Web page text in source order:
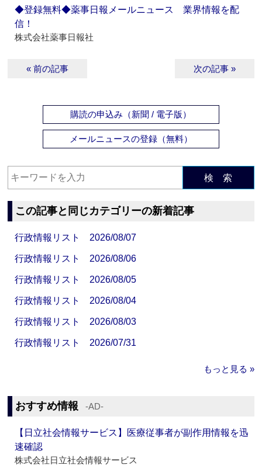
◆登録無料◆薬事日報メールニュース 業界情報を配
信！
株式会社薬事日報社
« 前の記事 次の記事 »
購読の申込み（新聞 / 電子版）
メールニュースの登録（無料）
検 索
この記事と同じカテゴリーの新着記事
行政情報リスト 2026/08/07
行政情報リスト 2026/08/06
行政情報リスト 2026/08/05
行政情報リスト 2026/08/04
行政情報リスト 2026/08/03
行政情報リスト 2026/07/31
もっと見る »
おすすめ情報 ‐AD‐
【日立社会情報サービス】医療従事者が副作用情報を迅
速確認
株式会社日立社会情報サービス